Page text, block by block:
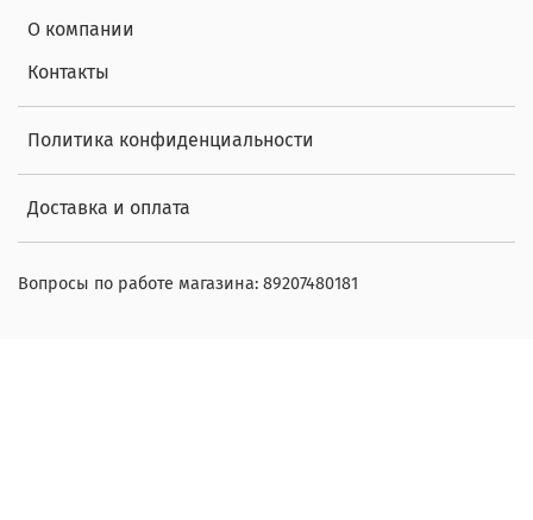
О компании
Контакты
Политика конфиденциальности
Доставка и оплата
Вопросы по работе магазина: 89207480181